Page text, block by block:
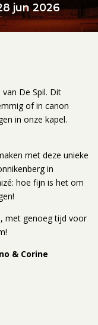
jun 2026
De Spil. Dit
of in canon
in onze kapel.
met deze unieke
in
hoe fijn is het om
met genoeg tijd voor
& Corine